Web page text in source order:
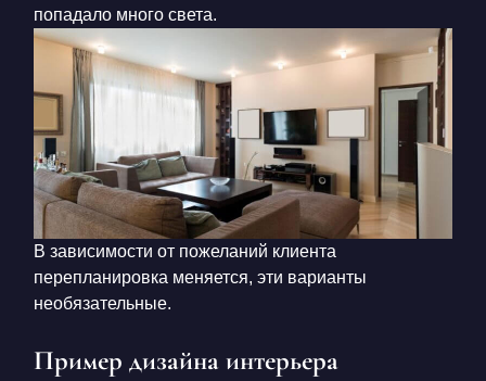
попадало много света.
В зависимости от пожеланий клиента
перепланировка меняется, эти варианты
необязательные.
Пример дизайна интерьера